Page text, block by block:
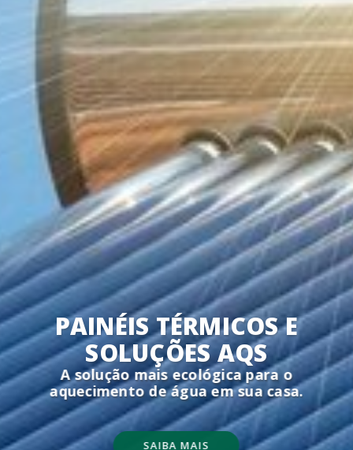
PAINÉIS TÉRMICOS E
SOLUÇÕES AQS
A solução mais ecológica para o
aquecimento de água em sua casa.
SAIBA MAIS
PAINÉIS SOLARES
Reduzir os seus custos energéticos e
aumentar o valor da sua propriedade.
SAIBA MAIS